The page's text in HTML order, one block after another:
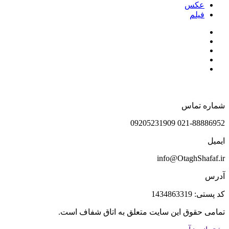
عکس
فیلم
شماره تماس
021-88886952 09205231909
ایمیل
info@OtaghShafaf.ir
آدرس
کد پستی: 1434863319
تمامی حقوق این سایت متعلق به اتاق شفاف است.